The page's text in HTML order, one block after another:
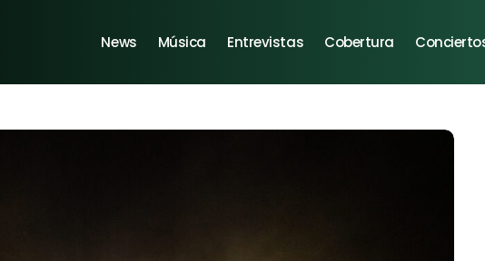
News Música Entrevistas Cobertura